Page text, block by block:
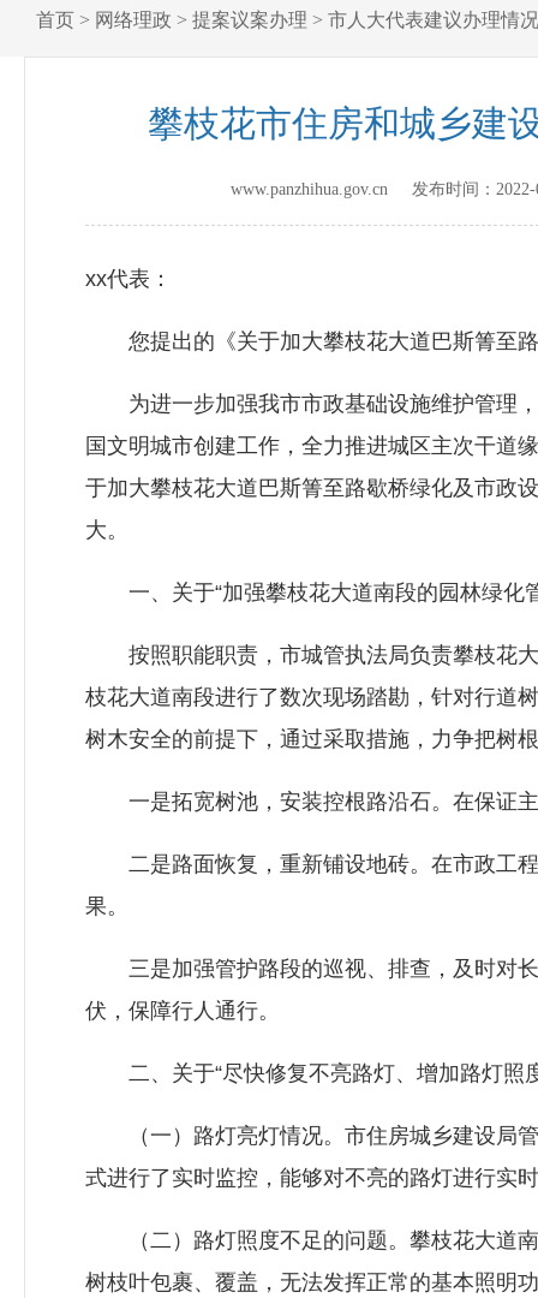
首页 > 网络理政 > 提案议案办理 > 市人大代表建议办理情况
攀枝花市住房和城乡建
www.panzhihua.gov.cn 发布时间：
xx代表：
您提出的《关于加大攀枝花大道巴斯箐至路
为进一步加强我市市政基础设施维护管理，
国文明城市创建工作，全力推进城区主次干道
于加大攀枝花大道巴斯箐至路歇桥绿化及市政
大。
一、关于“加强攀枝花大道南段的园林绿化
按照职能职责，市城管执法局负责攀枝花大
枝花大道南段进行了数次现场踏勘，针对行道
树木安全的前提下，通过采取措施，力争把树
一是拓宽树池，安装控根路沿石。在保证主
二是路面恢复，重新铺设地砖。在市政工程
果。
三是加强管护路段的巡视、排查，及时对长
伏，保障行人通行。
二、关于“尽快修复不亮路灯、增加路灯照
（一）路灯亮灯情况。市住房城乡建设局
式进行了实时监控，能够对不亮的路灯进行实
（二）路灯照度不足的问题。攀枝花大道南
树枝叶包裹、覆盖，无法发挥正常的基本照明